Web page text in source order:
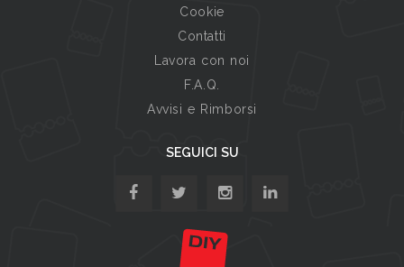
Cookie
Contatti
Lavora con noi
F.A.Q.
Avvisi e Rimborsi
SEGUICI SU